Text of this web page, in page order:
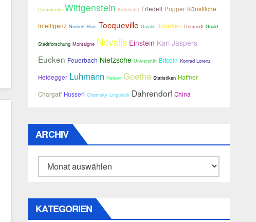
Demokratie Wittgenstein Kreativität Friedell Popper Künstliche
Intelligenz Norbert Elias Tocqueville Davilá Bourdieu Demandt Gould
Stadtforschung Montaigne Novalis Einstein Karl Jaspers
Eucken Feuerbach Nietzsche Universität Bitcoin Konrad Lorenz
Heidegger Luhmann Nelson Goethe Statistiken Haffner
Chargaff Husserl Chomsky Linguistik Dahrendorf China
ARCHIV
Archiv
KATEGORIEN